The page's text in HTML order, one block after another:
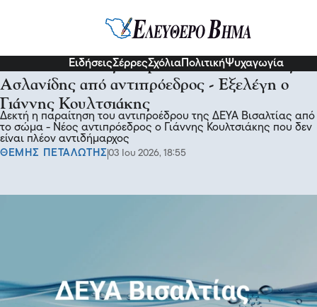
ΕιδήσειςΣέρρεςΣχόλια ΠολιτικήΨυχαγωγία
ΔΕΥΑ Βισαλτίας: Παραιτήθηκε ο Βασίλης
Ασλανίδης από αντιπρόεδρος - Εξελέγη ο
Γιάννης Κουλτσιάκης
Δεκτή η παραίτηση του αντιπροέδρου της ΔΕΥΑ Βισαλτίας από
το σώμα - Νέος αντιπρόεδρος ο Γιάννης Κουλτσιάκης που δεν
είναι πλέον αντιδήμαρχος
ΘΕΜΗΣ ΠΕΤΑΛΩΤΗΣ 03 Ιου 2026, 18:55